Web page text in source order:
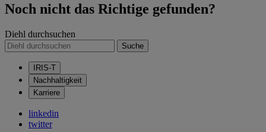
Noch nicht das Richtige gefunden?
Diehl durchsuchen
Suche
IRIS-T
Nachhaltigkeit
Karriere
linkedin
twitter